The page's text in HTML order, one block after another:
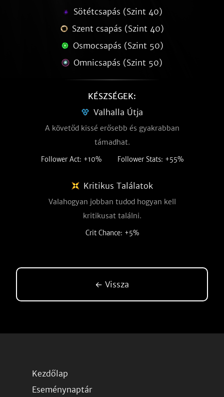
Sötétcsapás (Szint 40)
Szent csapás (Szint 40)
Osmocsapás (Szint 50)
Omnicsapás (Szint 50)
KÉSZSÉGEK:
Valhalla Útja
A követőd kissé erősebb és gyakrabban
támadhat.
Follower Act: +10% Follower Stats: +55%
Kritikus Találatok
Valahogyan jobban tudod hogyan kell
kritikusat találni.
Crit Chance: +5%
← Vissza
Kezdőlap
Eseménynaptár